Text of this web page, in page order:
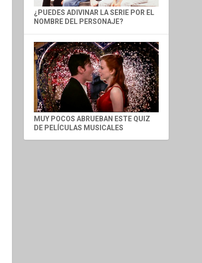
¿PUEDES ADIVINAR LA SERIE POR EL
NOMBRE DEL PERSONAJE?
MUY POCOS ABRUEBAN ESTE QUIZ
DE PELÍCULAS MUSICALES